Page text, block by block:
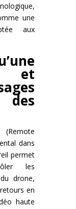
une
aux
et
des
dans
permet
les
drone,
en
haute